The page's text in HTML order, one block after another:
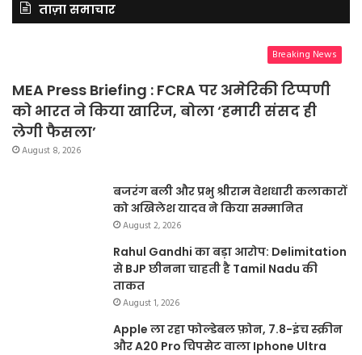
ताज़ा समाचार
Breaking News
MEA Press Briefing : FCRA पर अमेरिकी टिप्पणी
को भारत ने किया खारिज, बोला ‘हमारी संसद ही
लेगी फैसला’
August 8, 2026
बजरंग बली और प्रभु श्रीराम वेशधारी कलाकारों
को अखिलेश यादव ने किया सम्मानित
August 2, 2026
Rahul Gandhi का बड़ा आरोप: Delimitation
से BJP छीनना चाहती है Tamil Nadu की
ताकत
August 1, 2026
Apple ला रहा फोल्डेबल फ़ोन, 7.8-इंच स्क्रीन
और A20 Pro चिपसेट वाला Iphone Ultra